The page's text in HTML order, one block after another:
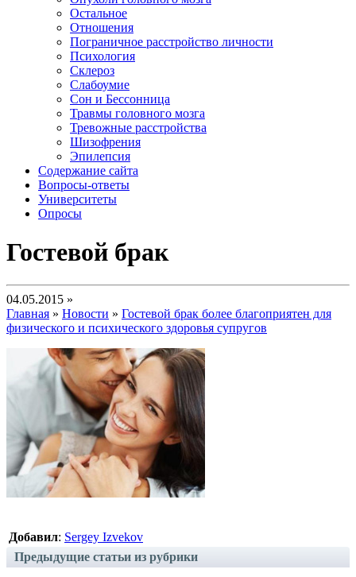
Остальное
Отношения
Пограничное расстройство личности
Психология
Склероз
Слабоумие
Сон и Бессонница
Травмы головного мозга
Тревожные расстройства
Шизофрения
Эпилепсия
Содержание сайта
Вопросы-ответы
Университеты
Опросы
Гостевой брак
04.05.2015 »
Главная » Новости » Гостевой брак более благоприятен для
физического и психического здоровья супругов
Добавил: Sergey Izvekov
Предыдущие статьи из рубрики